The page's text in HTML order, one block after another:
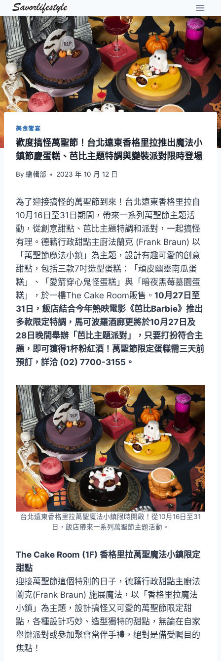
Skip
to
content
美食饗宴
歡度搞怪萬聖節！台北遠東香格里拉推出魔法小
鎮節慶蛋糕、芭比主題特調與變裝派對限時登場
By 編輯部 2023 年 10 月 12 日
為了迎接搞怪的萬聖節到來！台北遠東香格里拉自
10月16日至31日期間，帶來一系列萬聖節主題活
動，從創意甜點、芭比主題特調和派對，一起搞怪
有理。德籍行政甜點主廚法蘭克 (Frank Braun) 以
「萬聖節魔法小鎮」為主題，設計有趣可愛的創意
甜點，包括三款7吋造型蛋糕：「頑皮幽靈南瓜蛋
糕」、「愛箭穿心鬼怪蛋糕」與「暗夜黑莓墓園蛋
糕」，於一樓The Cake Room販售。 10月27日至
31日，飯店結合今年熱映電影《芭比Barbie》推出
多款限定特調，馬可波羅酒廊更將於10月27日及
28日晚間舉辦「芭比主題派對」，只要打扮符合主
題，即可獲得1杯粉紅酒！萬聖節限定蛋糕需三天前
預訂，詳洽 (02) 7700-3155。
台北遠東香格里拉萬聖魔法小鎮限時開啟！從10月16日至31
日，飯店帶來一系列萬聖節主題活動。
The Cake Room (1F) 香格里拉萬聖魔法小鎮限定
甜點
迎接萬聖節這個特別的日子，德籍行政甜點主廚法
蘭克(Frank Braun) 施展魔法，以「香格里拉魔法
小鎮」為主題，設計搞怪又可愛的萬聖節限定甜
點，各種設計巧妙、造型獨特的甜點，無論在自家
舉辦派對或參加聚會當伴手禮，絕對是備受矚目的
焦點！